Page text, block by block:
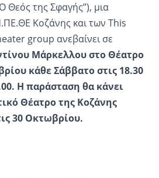
Θεός της Σφαγής”), μια
Κοζάνης και των This
group ανεβαίνει σε
Μάρκελλου στο Θέατρο
κάθε Σάββατο στις 18.30
H παράσταση θα κάνει
Θέατρο της Κοζάνης
30 Οκτωβρίου.